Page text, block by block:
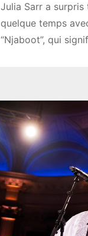
Julia Sarr a
quelque temps
“Njaboot”, qui